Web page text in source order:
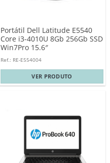
Portátil Dell Latitude E5540
Core i3-4010U 8Gb 256Gb SSD
Win7Pro 15.6″
Ref.: RE-E554004
VER PRODUTO